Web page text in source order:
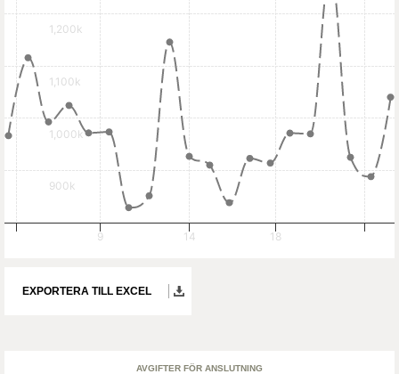
900k
1,000k
1,100k
1,200k
9 14 18
EXPORTERA TILL EXCEL
AVGIFTER FÖR ANSLUTNING